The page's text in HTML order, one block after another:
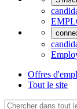
Offres
Tout le site